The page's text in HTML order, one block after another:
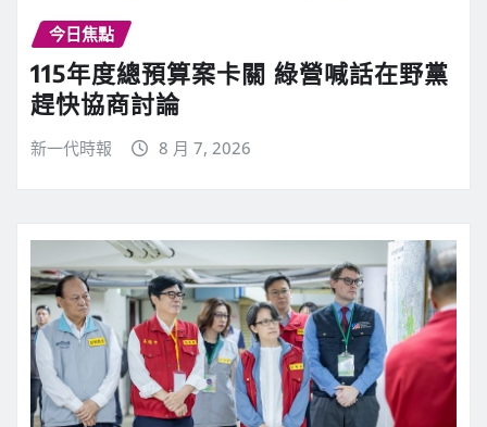
今日焦點
115年度總預算案卡關 綠營喊話在野黨
趕快協商討論
新一代時報 8 月 7, 2026